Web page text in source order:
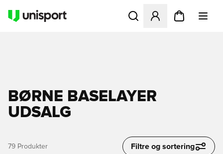
Åbner en Modal til at
BØRNE BASELAYER
UDSALG
79 Produkter Filtre og sortering